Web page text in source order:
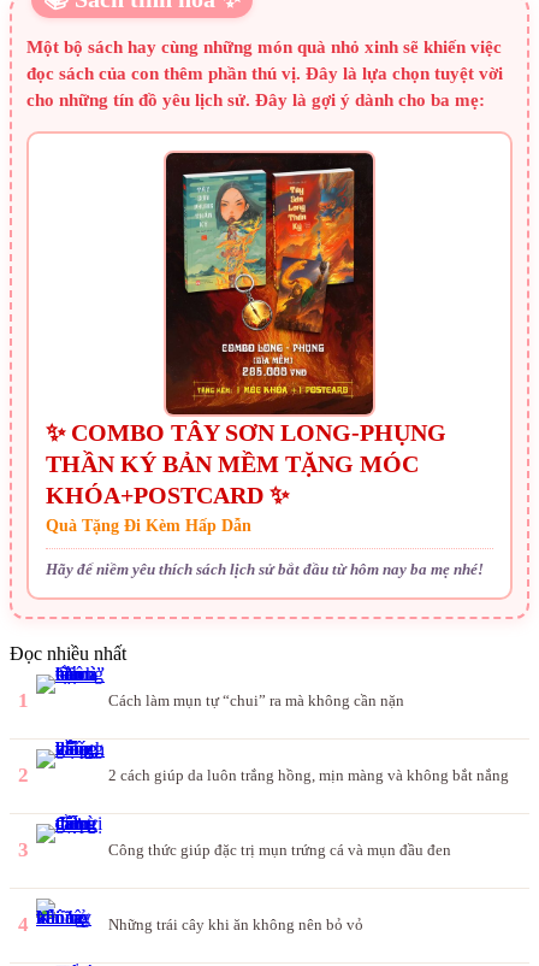
Một bộ sách hay cùng những món quà nhỏ xinh sẽ khiến việc
đọc sách của con thêm phần thú vị. Đây là lựa chọn tuyệt vời
cho những tín đồ yêu lịch sử. Đây là gợi ý dành cho ba mẹ:
✨ COMBO TÂY SƠN LONG-PHỤNG
THẦN KÝ BẢN MỀM TẶNG MÓC
KHÓA+POSTCARD ✨
Quà Tặng Đi Kèm Hấp Dẫn
Hãy để niềm yêu thích sách lịch sử bắt đầu từ hôm nay ba mẹ nhé!
Đọc nhiều nhất
1 Cách làm mụn tự “chui” ra mà không cần nặn
2 2 cách giúp da luôn trắng hồng, mịn màng và không bắt nắng
3 Công thức giúp đặc trị mụn trứng cá và mụn đầu đen
4 Những trái cây khi ăn không nên bỏ vỏ